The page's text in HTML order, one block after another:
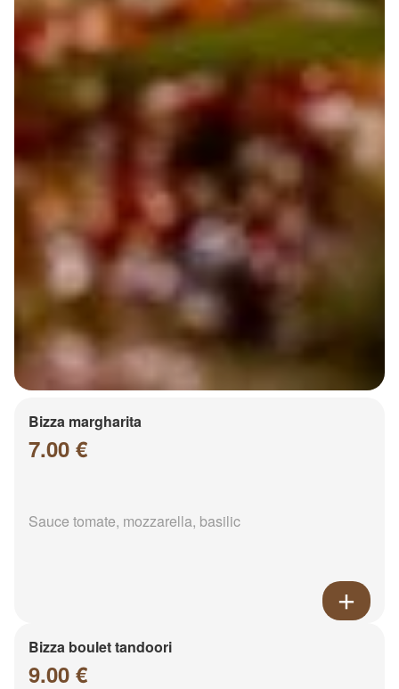
Bizza margharita
7.00 €
Sauce tomate, mozzarella, basilic
Bizza boulet tandoori
9.00 €